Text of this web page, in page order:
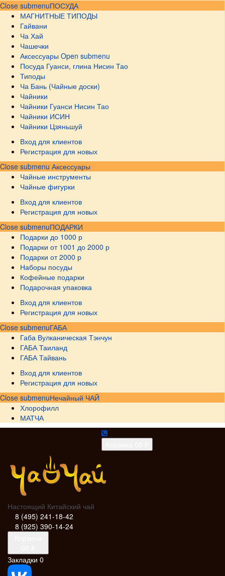
Close submenuПОСУДА
МАГНИТНЫЕ ТИПОДЫ
Гайвани
Ча Хай
Чашечки
Аксессуары Open submenu
Посуда Гуанси, глина Нисин Тао
Типоды
Ча Бань (Чайные доски)
Чайники
Чайники Гуанси Нисин Тао
Чайники ИСИН
Чайники Цзяньшуй
Вход для клиентов
Регистрация для новых
Close submenu Аксессуары
Чайные инструменты
Чайные фигурки
Вход для клиентов
Регистрация для новых
Close submenuПОДАРКИ
Подарки до 1000 р
Подарки от 1001 до 2000 р
Подарки от 2000 р
Наборы посуды
Кофейные подарки
Подарочная упаковка
Вход для клиентов
Регистрация для новых
Close submenuГАБА
Габа Вулканическая Тэнчун
ГАБА Таиланд
ГАБА Тайвань
Вход для клиентов
Регистрация для новых
Close submenuНечайный ЧАЙ
Хлорофилл
МАТЧА
Настоящий Китайский чай
8 (495) 241-18-42
8 (925) 390-14-24
Закладки 0